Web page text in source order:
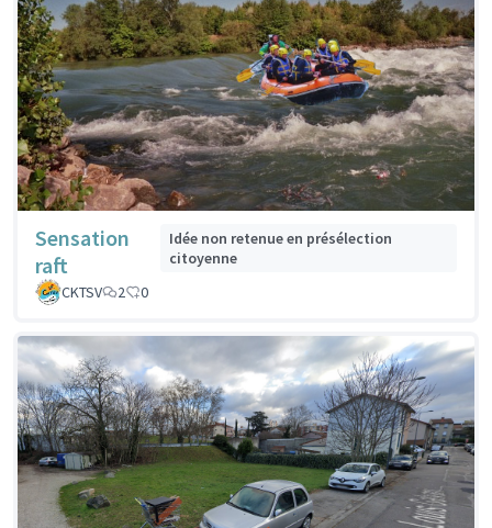
Sensation
raft
Idée non retenue en présélection
citoyenne
CKTSV
2 0